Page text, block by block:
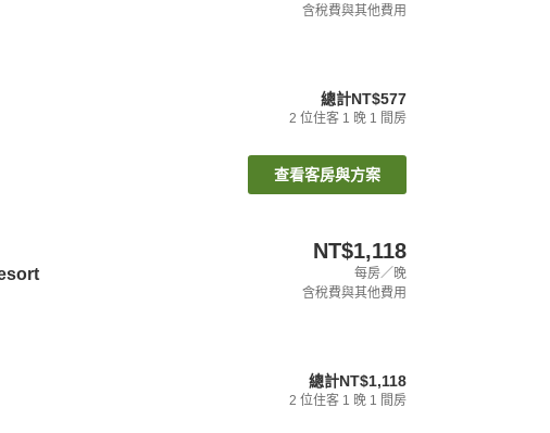
含稅費與其他費用
總計NT$577
2 位住客 1 晚 1 間房
查看客房與方案
NT$1,118
每房／晚
含稅費與其他費用
總計NT$1,118
2 位住客 1 晚 1 間房